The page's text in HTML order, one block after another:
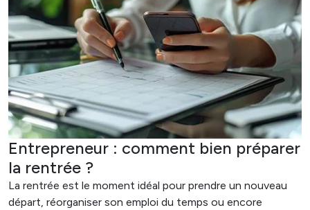
Entrepreneur : comment bien préparer
la rentrée ?
La rentrée est le moment idéal pour prendre un nouveau
départ, réorganiser son emploi du temps ou encore